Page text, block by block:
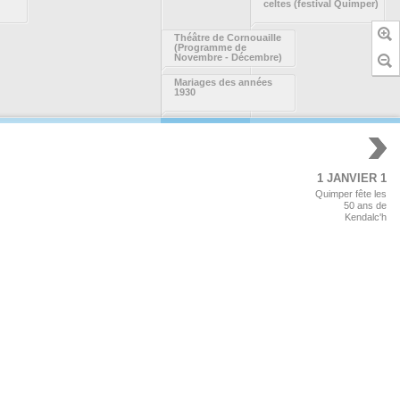
1 JANVIER 1
Quimper fête les
50 ans de
Kendalc'h
Théâtre de Cornouaille
(Programme de
Novembre - Décembre)
Mariages des années
1930
celtes (festival Quimper)